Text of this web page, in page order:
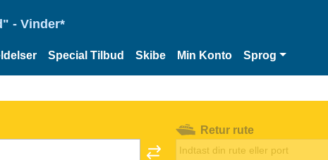
- Vinder*
Special Tilbud Skibe Min Konto Sprog
Retur rute